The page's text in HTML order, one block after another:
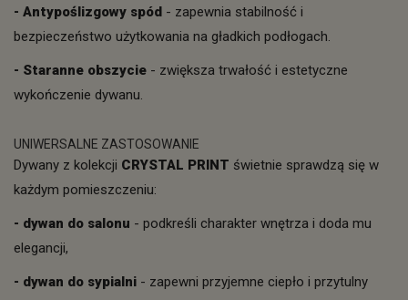
- Antypoślizgowy spód - zapewnia stabilność i
bezpieczeństwo użytkowania na gładkich podłogach.
- Staranne obszycie - zwiększa trwałość i estetyczne
wykończenie dywanu.
UNIWERSALNE ZASTOSOWANIE
Dywany z kolekcji CRYSTAL PRINT świetnie sprawdzą się w
każdym pomieszczeniu:
- dywan do salonu - podkreśli charakter wnętrza i doda mu
elegancji,
- dywan do sypialni - zapewni przyjemne ciepło i przytulny